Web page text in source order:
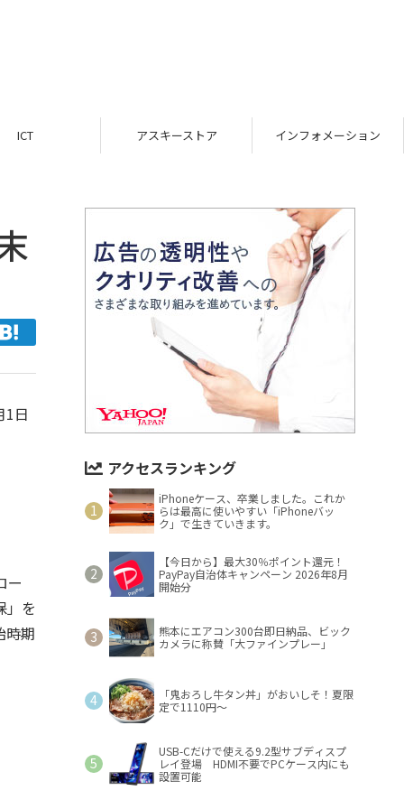
ICT アスキーストア インフォメーション
1日
ー
」を
時期
アクセスランキング
iPhoneケース、卒業しました。これか
らは最高に使いやすい「iPhoneバッ
ク」で生きていきます。
【今日から】最大30％ポイント還元！
PayPay自治体キャンペーン 2026年8月
開始分
熊本にエアコン300台即日納品、ビック
カメラに称賛「大ファインプレー」
「鬼おろし牛タン丼」がおいしそ！夏限
定で1110円～
USB-Cだけで使える9.2型サブディスプ
レイ登場 HDMI不要でPCケース内にも
設置可能